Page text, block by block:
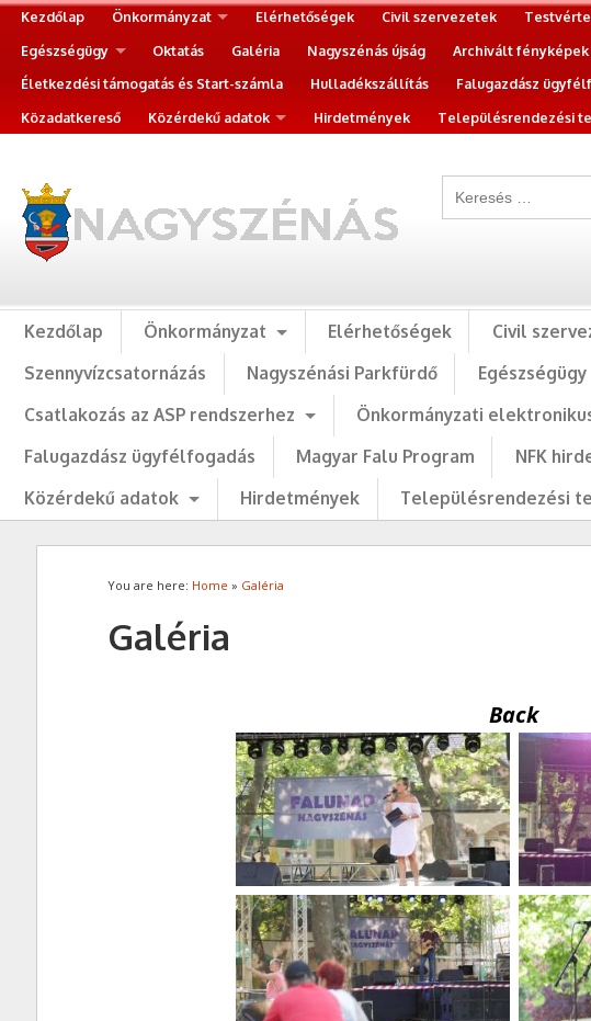
Kezdőlap Önkormányzat Elérhetőségek Civil szervezetek
Egészségügy
Oktatás Galéria Nagyszénás újság Archivált fényképek
Életkezdési támogatás és Start-számla
Hulladékszállítás Falugazdász
Közadatkereső
Közérdekű adatok Hirdetmények Településrendezési
Kezdőlap Önkormányzat Elérhetőségek Civil
Szennyvízcsatornázás
Nagyszénási Parkfürdő Egészségügy
Csatlakozás az ASP rendszerhez
Önkormányzati
Falugazdász ügyfélfogadás
Magyar Falu Program NFK
Közérdekű adatok
Hirdetmények Településrendezési
You are here: Home » Galéria
Galéria
Back